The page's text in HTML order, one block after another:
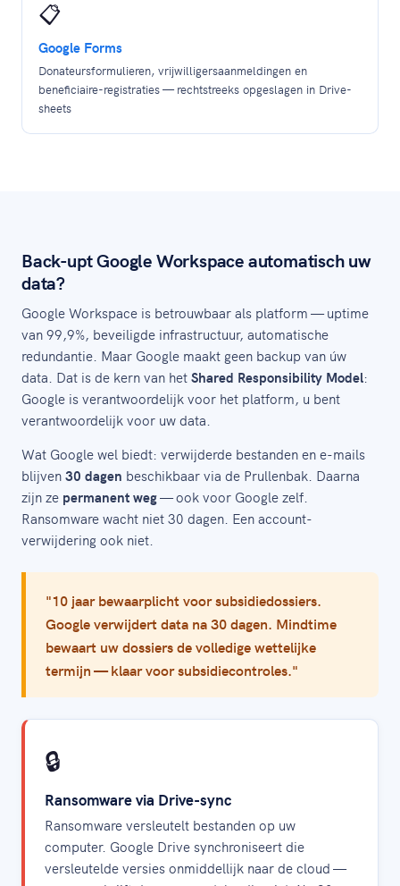
📋
Google Forms
Donateursformulieren, vrijwilligersaanmeldingen en
beneficiaire-registraties — rechtstreeks opgeslagen in Drive-
sheets
Back-upt Google Workspace automatisch uw
data?
Google Workspace is betrouwbaar als platform — uptime
van 99,9%, beveiligde infrastructuur, automatische
redundantie. Maar Google maakt geen backup van úw
data. Dat is de kern van hetShared Responsibility Model:
Google is verantwoordelijk voor het platform, u bent
verantwoordelijk voor uw data.
Wat Google wel biedt: verwijderde bestanden en e-mails
blijven30 dagen beschikbaar via de Prullenbak. Daarna
zijn ze permanent weg— ook voor Google zelf.
Ransomware wacht niet 30 dagen. Een account-
verwijdering ook niet.
"10 jaar bewaarplicht voor subsidiedossiers.
Google verwijdert data na 30 dagen. Mindtime
bewaart uw dossiers de volledige wettelijke
termijn — klaar voor subsidiecontroles."
🔒
Ransomware via Drive-sync
Ransomware versleutelt bestanden op uw
computer. Google Drive synchroniseert die
versleutelde versies onmiddellijk naar de cloud —